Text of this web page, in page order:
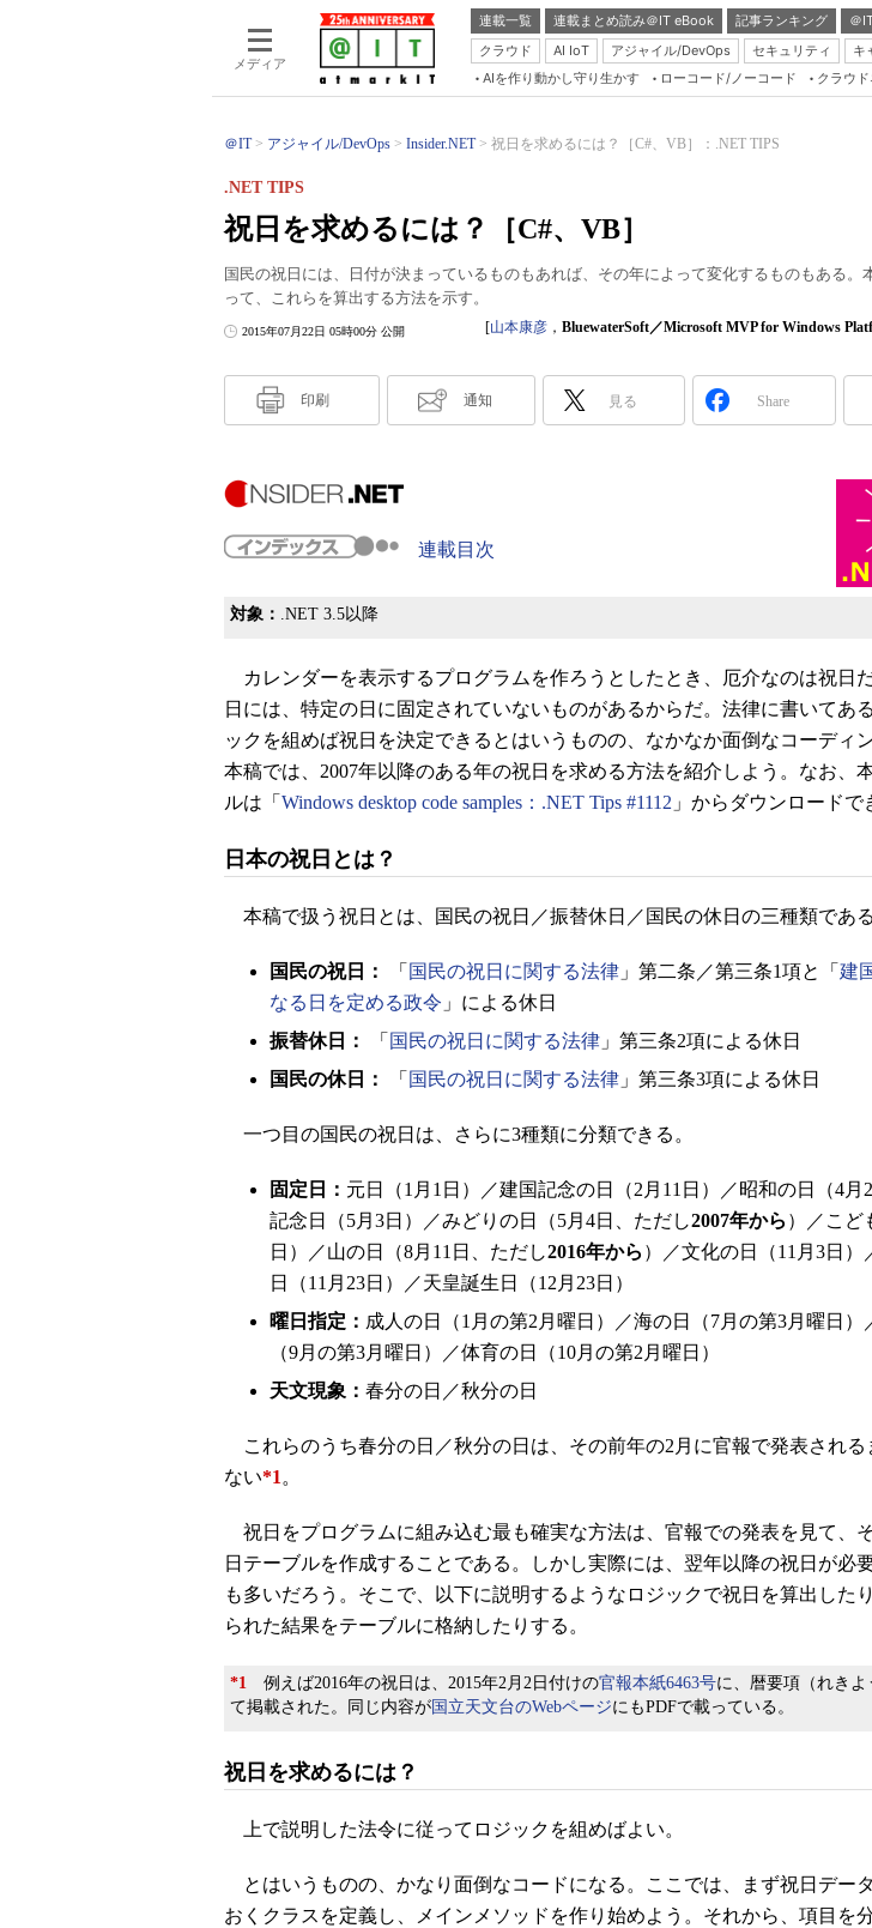
メディア
連載一覧 連載まとめ読み＠IT eBook 記事ランキング ＠
クラウド
AI IoT アジャイル/DevOps セキュリティ キ
AIを作り動かし守り生かす ローコード/ノーコード クラウ
＠IT アジャイル/DevOps Insider.NET 祝日を求めるには？［C#、VB］：.NET TIPS
祝日を求めるには？［C#、VB］
.NET TIPS
国民の祝日には、日付が決まっているものもあれば、その年によって変化するものもある。
って、これらを算出する方法を示す。
2015年07月22日 05時00分 公開 [山本康彦 ， BluewaterSoft／Microsoft MVP for Windows
印刷 通知 見る Share
連載目次
対象： .NET 3.5以降
カレンダーを表示するプログラムを作ろうとしたとき、厄介なのは祝日
日には、特定の日に固定されていないものがあるからだ。法律に書いてあ
ックを組めば祝日を決定できるとはいうものの、なかなか面倒なコーディ
本稿では、2007年以降のある年の祝日を求める方法を紹介しよう。なお、
ルは「 Windows desktop code samples：.NET Tips #1112 」からダウンロードで
日本の祝日とは？
本稿で扱う祝日とは、国民の祝日／振替休日／国民の休日の三種類である
国民の祝日： 「 国民の祝日に関する法律 」第二条／第三条1項と「 建
なる日を定める政令 」による休日
振替休日：
「 国民の祝日に関する法律 」第三条2項による休日
国民の休日：
「 国民の祝日に関する法律 」第三条3項による休日
一つ目の国民の祝日は、さらに3種類に分類できる。
固定日： 元日（1月1日）／建国記念の日（2月11日）／昭和の日（4月
記念日（5月3日）／みどりの日（5月4日、ただし2007年から ）／こど
日）／山の日（8月11日、ただし2016年から ）／文化の日（11月3日）
日（11月23日）／天皇誕生日（12月23日）
曜日指定： 成人の日（1月の第2月曜日）／海の日（7月の第3月曜日）
（9月の第3月曜日）／体育の日（10月の第2月曜日）
天文現象： 春分の日／秋分の日
これらのうち春分の日／秋分の日は、その前年の2月に官報で発表される
ない*1 。
祝日をプログラムに組み込む最も確実な方法は、官報での発表を見て、
日テーブルを作成することである。しかし実際には、翌年以降の祝日が必
も多いだろう。そこで、以下に説明するようなロジックで祝日を算出した
られた結果をテーブルに格納したりする。
*1 例えば2016年の祝日は、2015年2月2日付けの官報本紙6463号に、暦要項（れきよ
て掲載された。同じ内容が 国立天文台のWebページにもPDFで載っている。
祝日を求めるには？
上で説明した法令に従ってロジックを組めばよい。
とはいうものの、かなり面倒なコードになる。ここでは、まず祝日デー
おくクラスを定義し、メインメソッドを作り始めよう。それから、項目を